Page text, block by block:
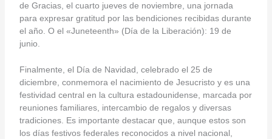
de Gracias, el cuarto jueves de noviembre, una jornada
para expresar gratitud por las bendiciones recibidas durante
el año.​ O el «Juneteenth» (Día de la Liberación): 19 de
junio.
Finalmente, el Día de Navidad, celebrado el 25 de
diciembre, conmemora el nacimiento de Jesucristo y es una
festividad central en la cultura estadounidense, marcada por
reuniones familiares, intercambio de regalos y diversas
tradiciones. Es importante destacar que, aunque estos son
los días festivos federales reconocidos a nivel nacional,